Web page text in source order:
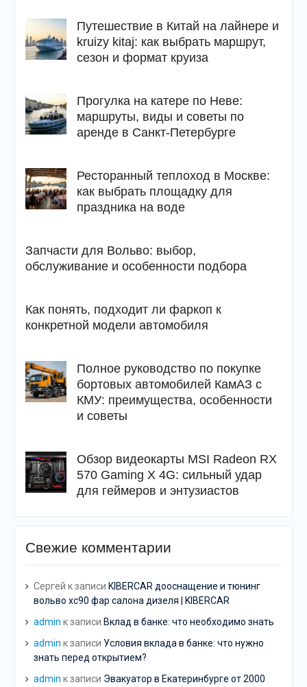
Путешествие в Китай на лайнере и
kruizy kitaj: как выбрать маршрут,
сезон и формат круиза
Прогулка на катере по Неве:
маршруты, виды и советы по
аренде в Санкт-Петербурге
Ресторанный теплоход в Москве:
как выбрать площадку для
праздника на воде
Запчасти для Вольво: выбор,
обслуживание и особенности подбора
Как понять, подходит ли фаркоп к
конкретной модели автомобиля
Полное руководство по покупке
бортовых автомобилей КамАЗ с
КМУ: преимущества, особенности
и советы
Обзор видеокарты MSI Radeon RX
570 Gaming X 4G: сильный удар
для геймеров и энтузиастов
Свежие комментарии
Сергей к записи KIBERCAR дооснащение и тюнинг
вольво хс90 фар салона дизеля | KIBERCAR
admin к записи Вклад в банке: что необходимо знать
admin к записи Условия вклада в банке: что нужно
знать перед открытием?
admin к записи Эвакуатор в Екатеринбурге от 2000